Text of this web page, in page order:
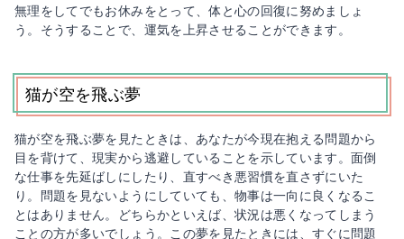
無理をしてでもお休みをとって、体と心の回復に努めましょ
う。そうすることで、運気を上昇させることができます。
猫が空を飛ぶ夢
猫が空を飛ぶ夢を見たときは、あなたが今現在抱える問題から
目を背けて、現実から逃避していることを示しています。面倒
な仕事を先延ばしにしたり、直すべき悪習慣を直さずにいた
り。問題を見ないようにしていても、物事は一向に良くなるこ
とはありません。どちらかといえば、状況は悪くなってしまう
ことの方が多いでしょう。この夢を見たときには、すぐに問題